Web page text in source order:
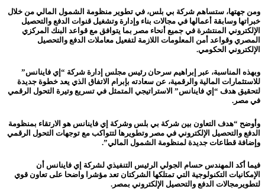
ومن جهتها، ستساهم شركة بي بلس، في تطوير منظومة الشمول المالي من خلال
خبراتها وسابقة أعمالها في مجالات بناء وإدارة وتشغيل قنوات الدفع والتحصيل
الإلكتروني المنتشرة في جميع أنحاء مصر بما يتوافق مع قواعد البنك المركزي
المصري وقواعد أمن المعلومات اللازمة لتفعيل معاملات الدفع والتحصيل
الإلكتروني الحكومي.
وبهذه المناسبة، عبر إبراهيم سرحان رئيس مجلس إدارة شركة “إي فاينانس”
للاستثمارات المالية والرقمية، عن سعادته بإبرام الاتفاق الذي يعد خطوة جديدة
لتحقيق هدف “إي فاينانس” الاستراتيجي المتمثل في تسريع وتيرة التحول الرقمي
في مصر.
وأوضح “هدف التعاون بين شركة بي بلس وشركة إي فاينانس هو الارتقاء بمنظومة
الدفع والتحصيل الإلكتروني في مصر وتطويرها لتتواكب مع توجهات التحول الرقمي
وإضافة قطاعات جديدة لمنظومة الشمول المالي”.
فيما أكد المهندس حسام الجولي الرئيس التنفيذي لشركة إي فاينانس أن
الإمكانيات التكنولوجية التي تمتلكها الشركتان تعد مؤشرا واضحا على تعاون قوي
لتطويرمجالات الدفع والتحصيل الإلكتروني بمصر.